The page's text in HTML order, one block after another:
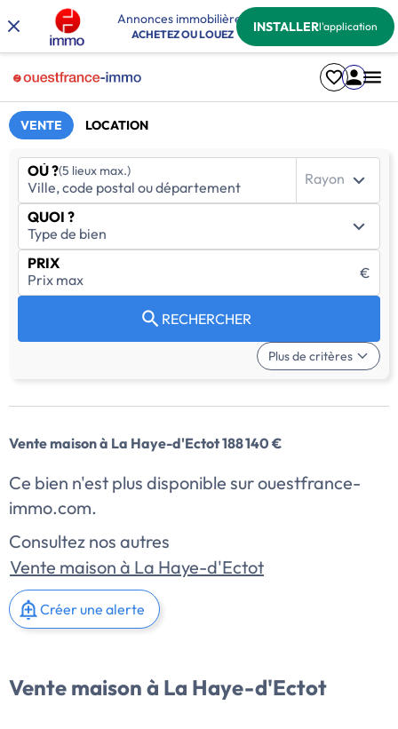
Annonces immobilières
ACHETEZ OU LOUEZ INSTALLERl'application
VENTE LOCATION
OÙ ?(5 lieux max.) Rayon
QUOI ?
PRIX
€
RECHERCHER
Plus de critères
Vente maison à La Haye-d'Ectot 188 140 €
Ce bien n'est plus disponible sur ouestfrance-
immo.com.
Consultez nos autres
Vente maison à La Haye-d'Ectot
Créer une alerte
Vente maison à La Haye-d'Ectot